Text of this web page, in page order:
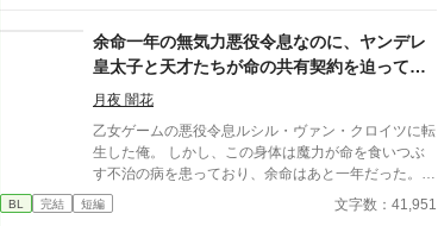
を画策をする。以前からイヴォンを嫌っている団長も
攻略対象者であり、気が進まないものの団長とも関わ
余命一年の無気力悪役令息なのに、ヤンデレ
皇太子と天才たちが命の共有契約を迫ってく
る
月夜 闇花
乙女ゲームの悪役令息ルシル・ヴァン・クロイツに転
生した俺。 しかし、この身体は魔力が命を食いつぶ
す不治の病を患っており、余命はあと一年だった。
どうせ死ぬなら、シナリオの破滅フラグを回避し、誰
の記憶にも残らず静かに消え去りたい。 そう願って
BL 完結 短編 文字数：41,951